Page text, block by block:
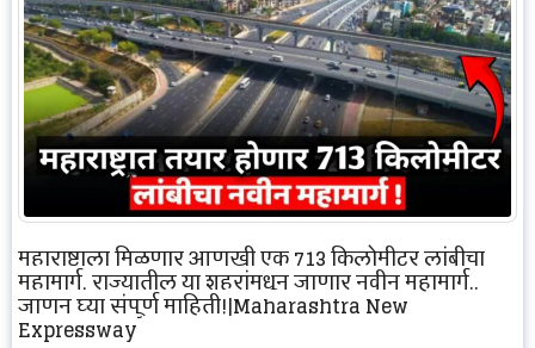
महाराष्ट्राला मिळणार आणखी एक 713 किलोमीटर लांबीचा
महामार्ग, राज्यातील या शहरांमधून जाणार नवीन महामार्ग..
जाणून घ्या संपूर्ण माहिती!|Maharashtra New
Expressway